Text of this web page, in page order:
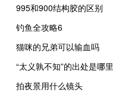
995和900结构胶的区别
钓鱼全攻略6
猫咪的兄弟可以输血吗
“太义孰不知”的出处是哪里
拍夜景用什么镜头